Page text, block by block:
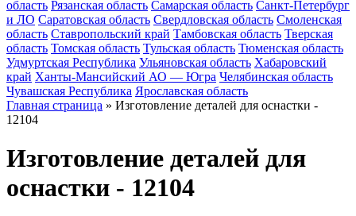
область Рязанская область Самарская область Санкт-Петербург
и ЛО Саратовская область Свердловская область Смоленская
область Ставропольский край Тамбовская область Тверская
область Томская область Тульская область Тюменская область
Удмуртская Республика Ульяновская область Хабаровский
край Ханты-Мансийский АО — Югра Челябинская область
Чувашская Республика Ярославская область
Главная страница » Изготовление деталей для оснастки -
12104
Изготовление деталей для
оснастки - 12104